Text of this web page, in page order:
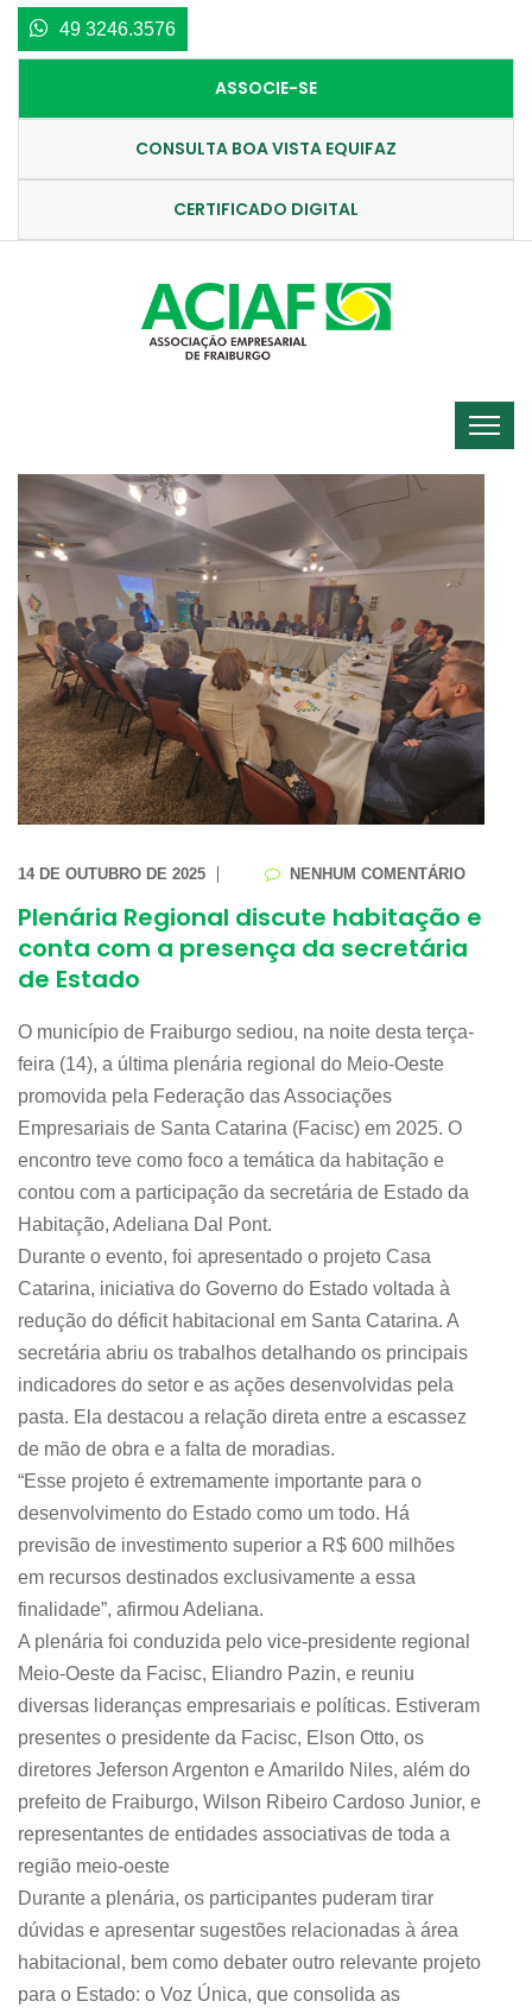
49 3246.3576
ASSOCIE-SE
CONSULTA BOA VISTA EQUIFAZ
CERTIFICADO DIGITAL
14 DE OUTUBRO DE 2025 NENHUM COMENTÁRIO
Plenária Regional discute habitação e
conta com a presença da secretária
de Estado
O município de Fraiburgo sediou, na noite desta terça-
feira (14), a última plenária regional do Meio-Oeste
promovida pela Federação das Associações
Empresariais de Santa Catarina (Facisc) em 2025. O
encontro teve como foco a temática da habitação e
contou com a participação da secretária de Estado da
Habitação, Adeliana Dal Pont.
Durante o evento, foi apresentado o projeto Casa
Catarina, iniciativa do Governo do Estado voltada à
redução do déficit habitacional em Santa Catarina. A
secretária abriu os trabalhos detalhando os principais
indicadores do setor e as ações desenvolvidas pela
pasta. Ela destacou a relação direta entre a escassez
de mão de obra e a falta de moradias.
“Esse projeto é extremamente importante para o
desenvolvimento do Estado como um todo. Há
previsão de investimento superior a R$ 600 milhões
em recursos destinados exclusivamente a essa
finalidade”, afirmou Adeliana.
A plenária foi conduzida pelo vice-presidente regional
Meio-Oeste da Facisc, Eliandro Pazin, e reuniu
diversas lideranças empresariais e políticas. Estiveram
presentes o presidente da Facisc, Elson Otto, os
diretores Jeferson Argenton e Amarildo Niles, além do
prefeito de Fraiburgo, Wilson Ribeiro Cardoso Junior, e
representantes de entidades associativas de toda a
região meio-oeste
Durante a plenária, os participantes puderam tirar
dúvidas e apresentar sugestões relacionadas à área
habitacional, bem como debater outro relevante projeto
para o Estado: o Voz Única, que consolida as